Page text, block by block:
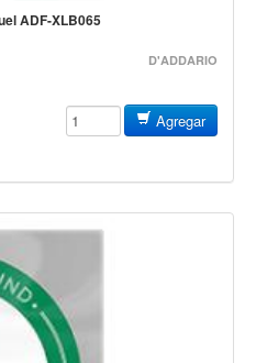
niquel ADF-XLB065
D'ADDARIO
Agregar